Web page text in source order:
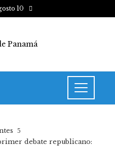
10
debate republicano: